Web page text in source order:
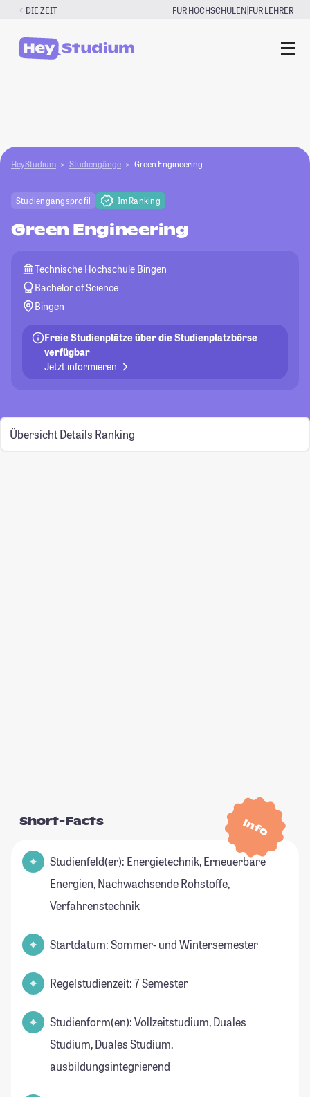
Zum
springen
DIE ZEIT FÜR HOCHSCHULEN|FÜR LEHRER
HeyStudium Studiengänge Green Engineering
Studiengangsprofil Im Ranking
Green Engineering
Technische Hochschule Bingen
Bachelor of Science
Bingen
Freie Studienplätze über die Studienplatzbörse
verfügbar
Jetzt informieren
Übersicht Details Ranking
Info
Short-Facts
Studienfeld(er): Energietechnik, Erneuerbare
Energien, Nachwachsende Rohstoffe,
Verfahrenstechnik
Startdatum: Sommer- und Wintersemester
Regelstudienzeit: 7 Semester
Studienform(en): Vollzeitstudium, Duales
Studium, Duales Studium,
ausbildungsintegrierend